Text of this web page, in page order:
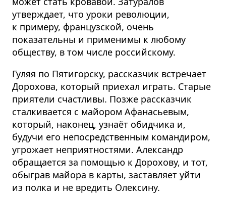
утверждает, что уроки революции,
к примеру, французской, очень
показательны и применимы к любому
обществу, в том числе российскому.
Гуляя по Пятигорску, рассказчик встречает
Дорохова, который приехал играть. Старые
приятели счастливы. Позже рассказчик
сталкивается с майором Афанасьевым,
который, наконец, узнаёт обидчика и,
будучи его непосредственным командиром,
угрожает неприятностями. Александр
обращается за помощью к Дорохову, и тот,
обыграв майора в карты, заставляет уйти
из полка и не вредить Олексину.